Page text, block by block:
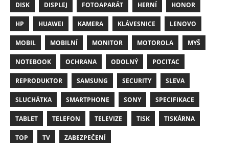
DISK DISPLEJ FOTOAPARÁT HERNÍ HONOR
HP HUAWEI KAMERA KLÁVESNICE LENOVO
MOBIL MOBILNÍ MONITOR MOTOROLA MYŠ
NOTEBOOK OCHRANA ODOLNÝ POCITAC
REPRODUKTOR SAMSUNG SECURITY SLEVA
SLUCHÁTKA SMARTPHONE SONY SPECIFIKACE
TABLET TELEFON TELEVIZE TISK TISKÁRNA
TOP TV ZABEZPEČENÍ